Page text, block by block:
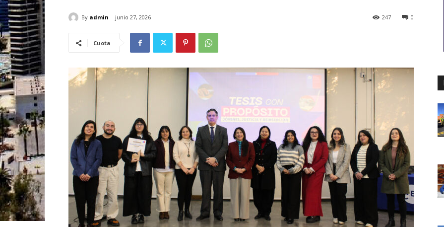
By admin junio 27, 2026 0
247
Cuota